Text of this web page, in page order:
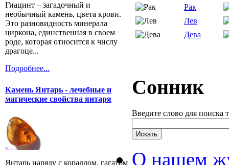
Гиацинт – загадочный и
необычный камень, цвета крови.
Это разновидность минерала
циркона, единственная в своем
роде, которая относится к числу
драгоце...
Подробнее...
Камень Янтарь - лечебные и
магические свойства янтаря
Янтарь наряду с кораллом, гагатом
Рак
Лев
Дева
Сонник
Введите слово для поиска
О нашем